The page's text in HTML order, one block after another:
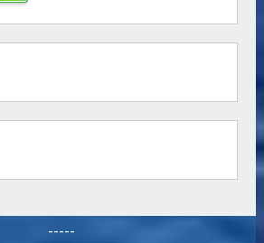
-----